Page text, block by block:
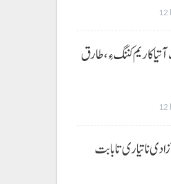
12
کاریم کننگ ءِ، طارق
12
نا تیاری تا بابت